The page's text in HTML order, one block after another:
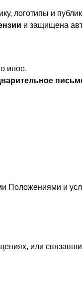
логотипы и
и защищена
иное.
Положениями и
или